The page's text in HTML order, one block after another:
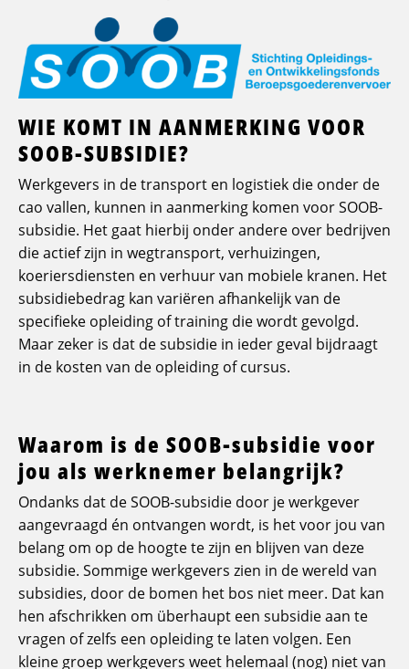
WIE KOMT IN AANMERKING VOOR
SOOB-SUBSIDIE?
Werkgevers in de transport en logistiek die onder de
cao vallen, kunnen in aanmerking komen voor SOOB-
subsidie. Het gaat hierbij onder andere over bedrijven
die actief zijn in wegtransport, verhuizingen,
koeriersdiensten en verhuur van mobiele kranen. Het
subsidiebedrag kan variëren afhankelijk van de
specifieke opleiding of training die wordt gevolgd.
Maar zeker is dat de subsidie in ieder geval bijdraagt
in de kosten van de opleiding of cursus.
Waarom is de SOOB-subsidie voor
jou als werknemer belangrijk?
Ondanks dat de SOOB-subsidie door je werkgever
aangevraagd én ontvangen wordt, is het voor jou van
belang om op de hoogte te zijn en blijven van deze
subsidie. Sommige werkgevers zien in de wereld van
subsidies, door de bomen het bos niet meer. Dat kan
hen afschrikken om überhaupt een subsidie aan te
vragen of zelfs een opleiding te laten volgen. Een
kleine groep werkgevers weet helemaal (nog) niet van